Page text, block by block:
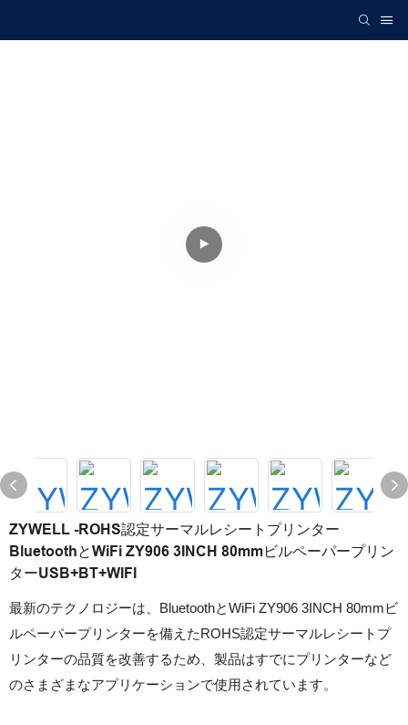
ZYWELL -ROHS認定サーマルレシートプリンター
BluetoothとWiFi ZY906 3INCH 80mmビルペーパープリン
ターUSB+BT+WIFI
最新のテクノロジーは、BluetoothとWiFi ZY906 3INCH 80mmビ
ルペーパープリンターを備えたROHS認定サーマルレシートプ
リンターの品質を改善するため、製品はすでにプリンターなど
のさまざまなアプリケーションで使用されています。